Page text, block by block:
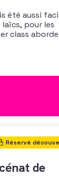
été aussi
pour les
class
Réservé
de